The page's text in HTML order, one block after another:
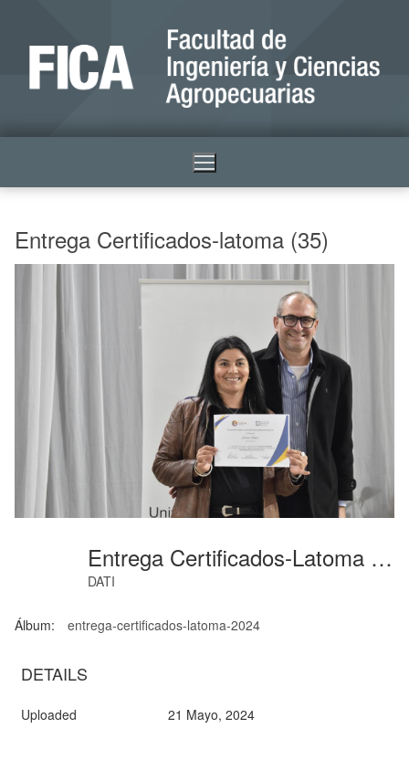
Entrega Certificados-latoma (35)
Entrega Certificados-Latoma (35)
DATI
Álbum: entrega-certificados-latoma-2024
DETAILS
Uploaded 21 Mayo, 2024